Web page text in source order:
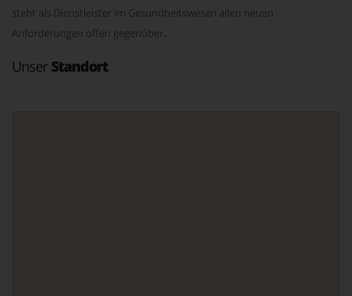
steht als Dienstleister im Gesundheitswesen allen neuen
Anforderungen offen gegenüber.
Unser Standort